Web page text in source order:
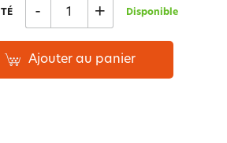
La gaze de coton
- + Disponible
Ajouter au panier